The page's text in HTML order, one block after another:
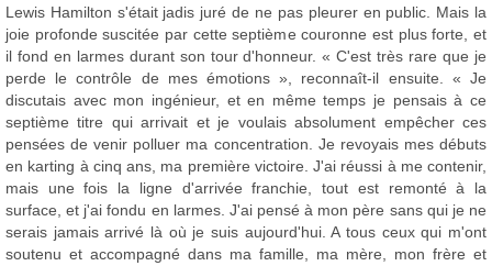
Lewis Hamilton s'était jadis juré de ne pas pleurer en public. Mais la
joie profonde suscitée par cette septième couronne est plus forte, et
il fond en larmes durant son tour d'honneur. « C'est très rare que je
perde le contrôle de mes émotions », reconnaît-il ensuite. « Je
discutais avec mon ingénieur, et en même temps je pensais à ce
septième titre qui arrivait et je voulais absolument empêcher ces
pensées de venir polluer ma concentration. Je revoyais mes débuts
en karting à cinq ans, ma première victoire. J'ai réussi à me contenir,
mais une fois la ligne d'arrivée franchie, tout est remonté à la
surface, et j'ai fondu en larmes. J'ai pensé à mon père sans qui je ne
serais jamais arrivé là où je suis aujourd'hui. A tous ceux qui m'ont
soutenu et accompagné dans ma famille, ma mère, mon frère et